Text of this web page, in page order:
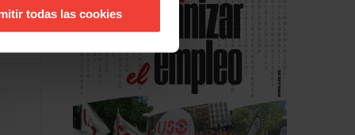
todas las cookies
de